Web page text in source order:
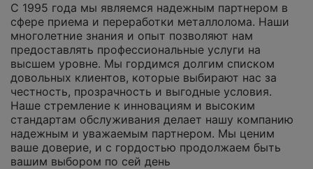
С 1995 года мы являемся надежным партнером в
сфере приема и переработки металлолома. Наши
многолетние знания и опыт позволяют нам
предоставлять профессиональные услуги на
высшем уровне. Мы гордимся долгим списком
довольных клиентов, которые выбирают нас за
честность, прозрачность и выгодные условия.
Наше стремление к инновациям и высоким
стандартам обслуживания делает нашу компанию
надежным и уважаемым партнером. Мы ценим
ваше доверие, и с гордостью продолжаем быть
вашим выбором по сей день